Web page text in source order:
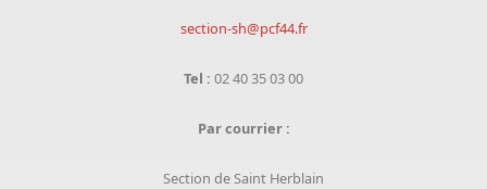
section-sh@pcf44.fr
Tel : 02 40 35 03 00
Par courrier :
Section de Saint Herblain